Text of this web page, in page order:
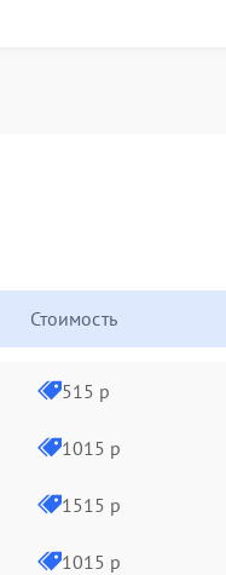
Стоимость
515 р
1015 р
1515 р
1015 р